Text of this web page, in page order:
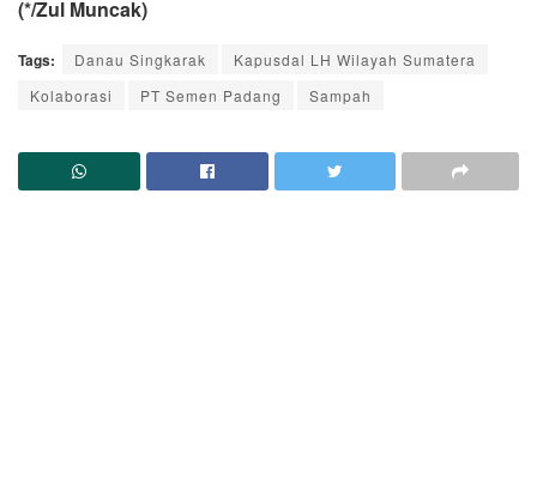
(*/Zul Muncak)
Tags: Danau Singkarak
Kapusdal LH Wilayah Sumatera
Kolaborasi
PT Semen Padang Sampah